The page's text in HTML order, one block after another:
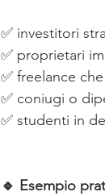
✅ investitori
✅ proprietari
✅ freelance
✅ coniugi o
✅ studenti in
🔹 Esempio